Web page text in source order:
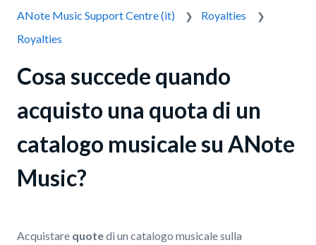
ANote Music Support Centre (it)
Royalties
Royalties
Cosa succede quando
acquisto una quota di un
catalogo musicale su ANote
Music?
Acquistare quotedi un catalogo musicale sulla